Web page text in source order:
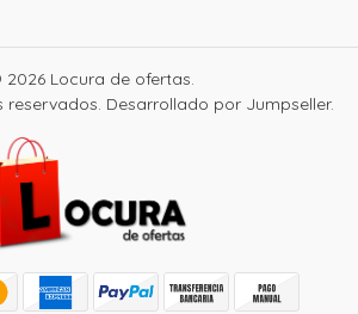
2026 Locura de ofertas.
reservados. Desarrollado por Jumpseller.